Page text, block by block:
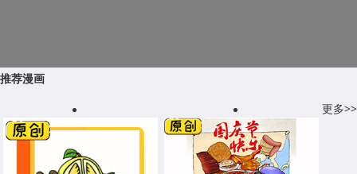
推荐漫画
更多>>